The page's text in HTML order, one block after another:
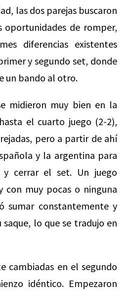
las dos parejas buscaron
oportunidades de romper,
diferencias existentes
y segundo set, donde
un bando al otro.
midieron muy bien en la
el cuarto juego (2-2),
pero a partir de ahí
y la argentina para
cerrar el set. Un juego
con muy pocas o ninguna
sumar constantemente y
saque, lo que se tradujo en
cambiadas en el segundo
idéntico. Empezaron